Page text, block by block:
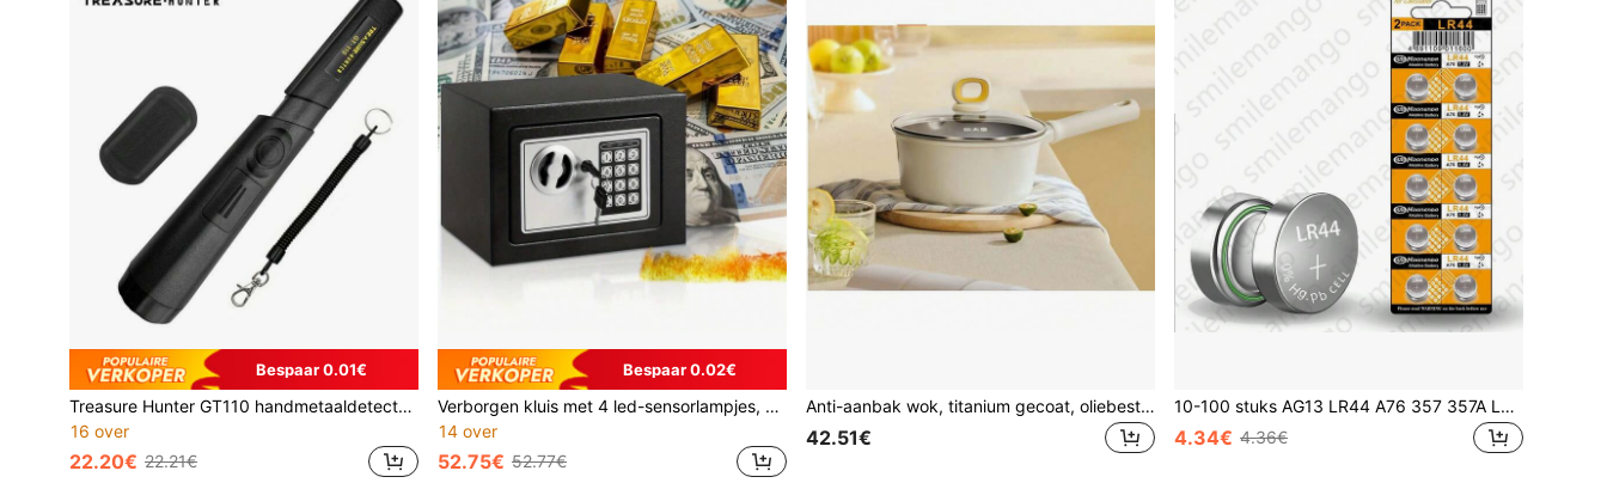
Bespaar 0.01€
Treasure Hunter GT110 handmetaaldetector met pinpointfunctie, krasbestendig metaal, waterdicht, 360 graden scannen.
16 over
22.20€ 22.21€
Bespaar 0.02€
Verborgen kluis met 4 led-sensorlampjes, sleutel en digitaal slot, geschikt voor thuis en op kantoor, wand- of kastmontage, elektronische veiligheidskluis (batterijen niet inbegrepen).
14 over
52.75€ 52.77€
Anti-aanbak wok, titanium gecoat, oliebestendig, geschikt voor inductiekookplaat en gasfornuis, voor thuiskoken
42.51€
10-100 stuks AG13 LR44 A76 357 357A LR1154 SR1154 SR44 1,5V alkalinebatterijen, geschikt voor horloges, rekenmachines, autosleutels, afstandsbedieningen, klokknoppen, knoopcelbatterijen
4.34€ 4.36€